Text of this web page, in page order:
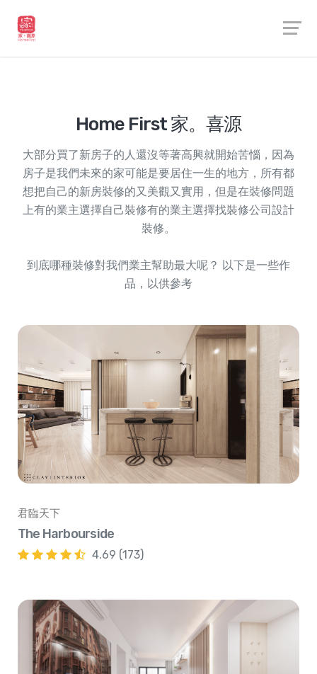
Home First 家。喜源
大部分買了新房子的人還沒等著高興就開始苦惱，因為
房子是我們未來的家可能是要居住一生的地方，所有都
想把自己的新房裝修的又美觀又實用，但是在裝修問題
上有的業主選擇自己裝修有的業主選擇找裝修公司設計
裝修。
到底哪種裝修對我們業主幫助最大呢？ 以下是一些作
品，以供參考
君臨天下
The Harbourside
4.69 (173)